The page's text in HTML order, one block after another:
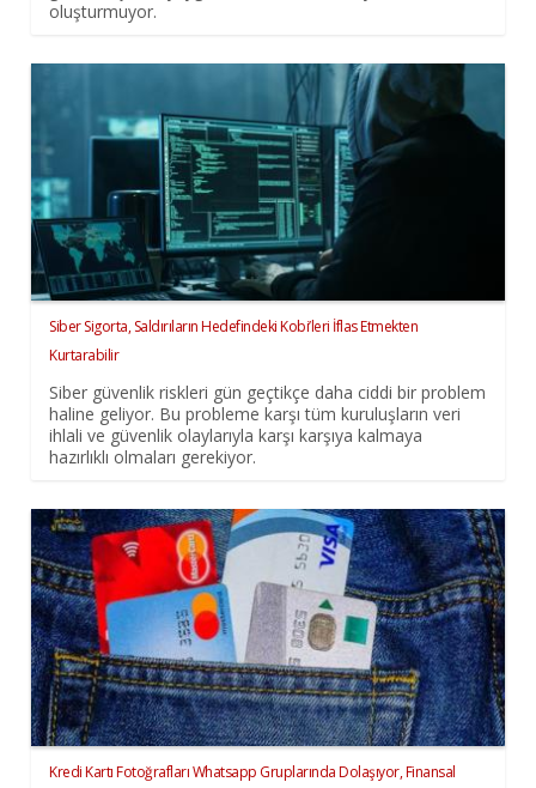
oluşturmuyor.
Siber Sigorta, Saldırıların Hedefindeki Kobi’leri İflas Etmekten
Kurtarabilir
Siber güvenlik riskleri gün geçtikçe daha ciddi bir problem
haline geliyor. Bu probleme karşı tüm kuruluşların veri
ihlali ve güvenlik olaylarıyla karşı karşıya kalmaya
hazırlıklı olmaları gerekiyor.
Kredi Kartı Fotoğrafları Whatsapp Gruplarında Dolaşıyor, Finansal